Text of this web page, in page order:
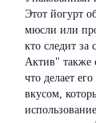
Этот йогурт
мюсли или
кто следит
Актив" также
что делает
вкусом,